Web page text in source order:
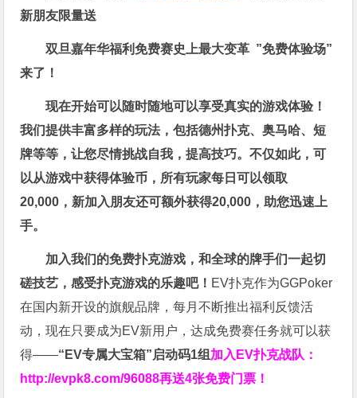
新朋友限量送
双旦嘉年华福利免费赛史上最大变革 ”免费体验场”
来了！
现在开始可以随时随地可以享受真实的游戏体验！
我们提供丰富多样的玩法，包括德州扑克、奥马哈、短
牌等等，让您尽情挑战自我，提高技巧。不仅如此，可
以从游戏中获得体验币，所有玩家每日可以领取
20,000，新加入朋友还可额外获得20,000，助您迅速上
手。
加入我们的免费扑克游戏，和全球的牌手们一起切
磋技艺，感受扑克游戏的乐趣吧！ EV扑克作为GGPoker
在国内新开设的旗舰品牌，每月不断推出福利反馈活
动，现在只要成为EV新用户，达成免费赛任务就可以获
得——“EV专属大宝箱”启动码1组 加入EV扑克战队：
http://evpk8.com/96088再送4张免费门票！